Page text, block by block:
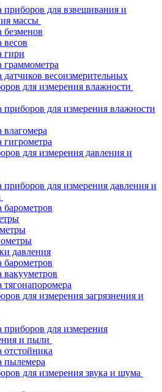
приборов для взвешивания и
массы
безменов
весов
гири
граммометра
датчиков весоизмерительных
для измерения влажности
приборов для измерения влажности
влагомера
гигрометра
для измерения давления и
приборов для измерения давления и
барометров
давления
барометров
вакууметров
тягонапоромера
для измерения загрязнения и
приборов для измерения
и пыли
отстойника
пылемера
для измерения звука и шума